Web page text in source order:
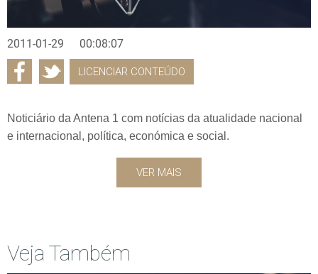
2011-01-29 00:08:07
LICENCIAR CONTEÚDO
Noticiário da Antena 1 com notícias da atualidade nacional
e internacional, política, económica e social.
VER MAIS
Veja Também